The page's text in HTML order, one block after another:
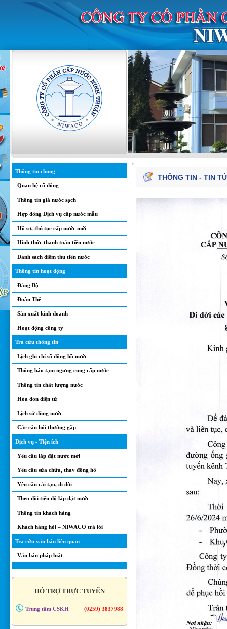
Thông tin chung
Quan hệ cổ đông
Thông tin giá nước sạch
Hợp đồng Dịch vụ cấp nước mẫu
Hồ sơ, thủ tục cấp nước mới
Hình thức thanh toán tiền nước
Danh sách điểm thu tiền nước
Thông tin hoạt động
Đảng Bộ
Đoàn Thể
Sản xuất kinh doanh
Hoạt động công ty
Tra cứu thông tin
Lịch ghi chỉ số đồng hồ nước
Thông báo tạm ngưng cung cấp nước
Thông tin chất lượng nước
Hóa đơn điện tử
Lịch sử dùng nước
Các câu hỏi thường gặp
Dịch vụ - Tiện ích
Yêu cầu lắp đặt nước mới
Yêu cầu sửa chữa, thay đồng hồ
Yêu cầu cải tạo, di dời
Theo dõi tiến độ lắp đặt nước
Thông tin khách hàng
Khách hàng hỏi – NIWACO trả lời
Tra cứu văn bản liên quan
Văn bản pháp luật
HỖ TRỢ TRỰC TUYẾN
Trung tâm CSKH (0259) 3837988
THÔNG TIN - TIN